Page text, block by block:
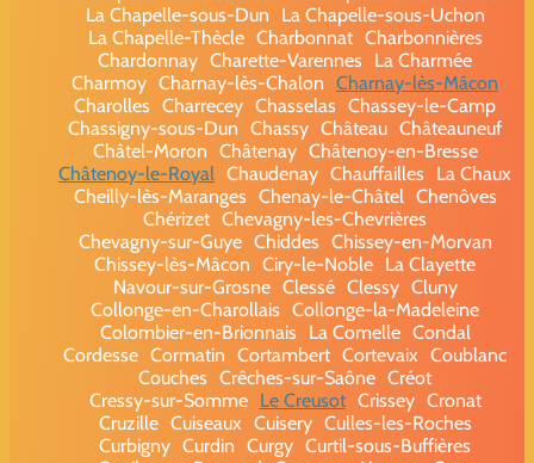
La Chapelle-sous-Dun
La Chapelle-sous-Uchon
La Chapelle-Thècle Charbonnat Charbonnières
Chardonnay Charette-Varennes
La Charmée
Charmoy Charnay-lès-Chalon Charnay-lès-Mâcon
Charolles Charrecey Chasselas Chassey-le-Camp
Chassigny-sous-Dun Chassy Château Châteauneuf
Châtel-Moron Châtenay Châtenoy-en-Bresse
Châtenoy-le-Royal Chaudenay Chauffailles
La Chaux
Cheilly-lès-Maranges Chenay-le-Châtel Chenôves
Chérizet Chevagny-les-Chevrières
Chevagny-sur-Guye Chiddes Chissey-en-Morvan
Chissey-lès-Mâcon Ciry-le-Noble La Clayette
Navour-sur-Grosne Clessé Clessy Cluny
Collonge-en-Charollais Collonge-la-Madeleine
Colombier-en-Brionnais
La Comelle Condal
Cordesse Cormatin Cortambert Cortevaix Coublanc
Couches Crêches-sur-Saône Créot
Cressy-sur-Somme
Le Creusot Crissey Cronat
Cruzille Cuiseaux Cuisery Culles-les-Roches
Curbigny Curdin Curgy Curtil-sous-Buffières